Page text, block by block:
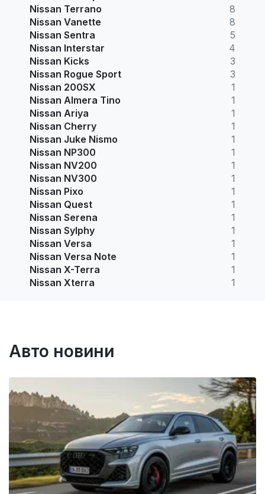
Nissan Terrano
8
Nissan Vanette
8
Nissan Sentra
5
Nissan Interstar
4
Nissan Kicks
3
Nissan Rogue Sport
3
Nissan 200SX
1
Nissan Almera Tino
1
Nissan Ariya
1
Nissan Cherry
1
Nissan Juke Nismo
1
Nissan NP300
1
Nissan NV200
1
Nissan NV300
1
Nissan Pixo
1
Nissan Quest
1
Nissan Serena
1
Nissan Sylphy
1
Nissan Versa
1
Nissan Versa Note
1
Nissan X-Terra
1
Nissan Xterra
1
Авто новини